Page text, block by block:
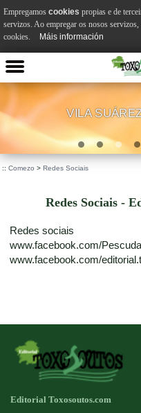
VILA
:: Comezo > Redes Sociais
Redes Sociais -
Redes sociais
www.facebook.com/
www.facebook.com/
Editorial Toxosoutos.com
Empregamos cookies propias e de
servizos. Ao empregar os nosos servizos,
cookies.
Máis información